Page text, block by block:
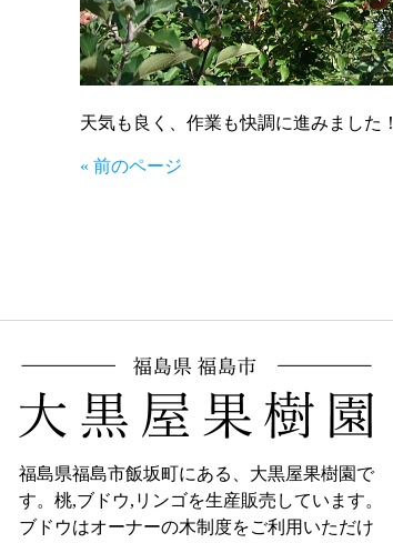
天気も良く、作業も快調に進みました！
« 前のページ
福島県福島市飯坂町にある、大黒屋果樹園で
す。桃,ブドウ,リンゴを生産販売しています。
ブドウはオーナーの木制度をご利用いただけ